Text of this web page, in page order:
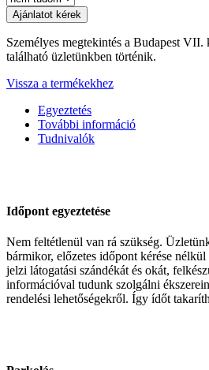
Személyes megtekintés a Budapest
található üzletünkben történik.
Vissza a termékekhez
Egyeztetés
További információ
Tudnivalók
Időpont egyeztetése
Nem feltétlenül van rá szükség.
bármikor, előzetes időpont kérése
jelzi látogatási szándékát és okát,
információval tudunk szolgálni
rendelési lehetőségekről. Így ídőt